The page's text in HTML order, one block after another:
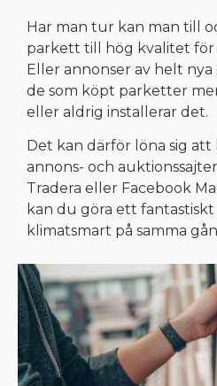
Har man tur kan man till
parkett till hög kvalitet för
Eller annonser av helt
de som köpt parketter
eller aldrig installerar det.
Det kan därför löna sig att
annons- och
Tradera eller Facebook
kan du göra ett
klimatsmart på samma